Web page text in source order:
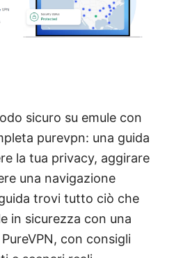
sicuro su emule con
purevpn: una guida
la tua privacy, aggirare
una navigazione
trovi tutto ciò che
in sicurezza con una
con consigli